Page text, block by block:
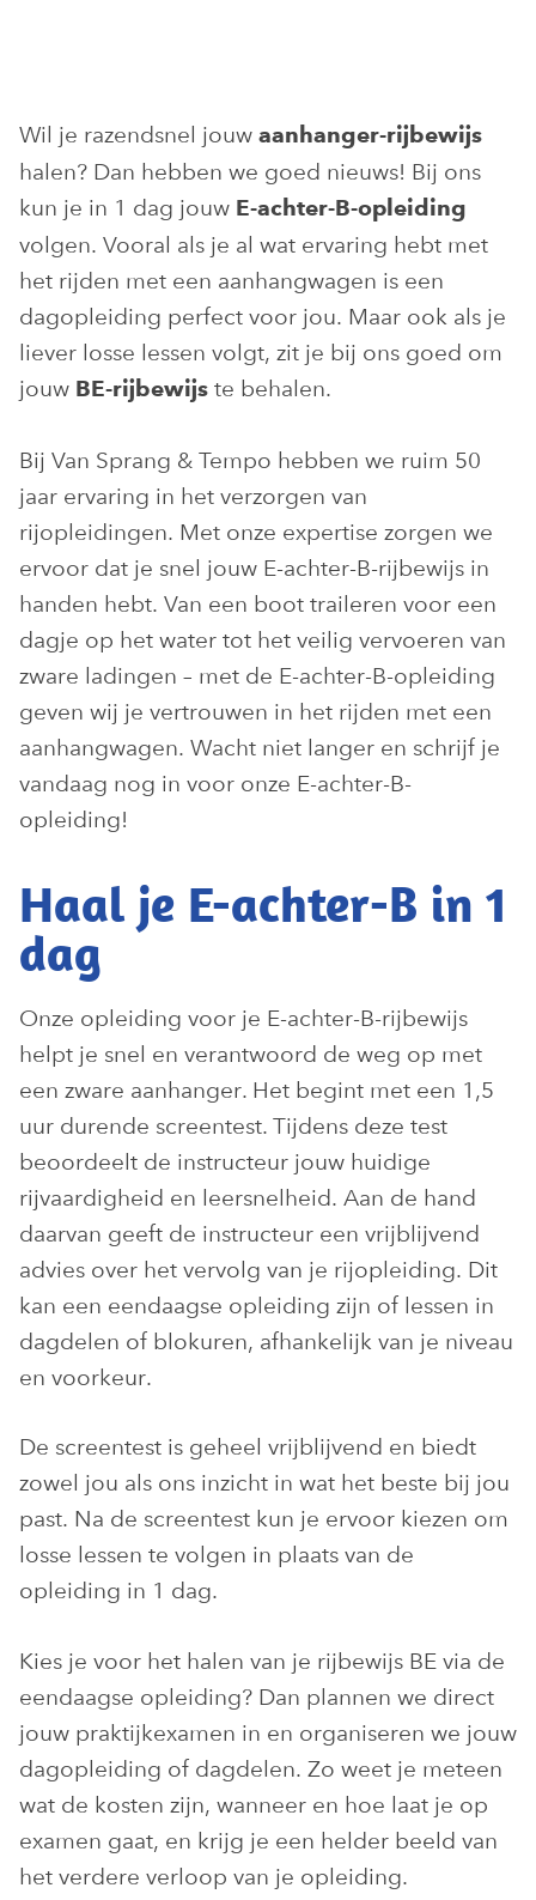
Wil je razendsnel jouw aanhanger-rijbewijs
halen? Dan hebben we goed nieuws! Bij ons
kun je in 1 dag jouw E-achter-B-opleiding
volgen. Vooral als je al wat ervaring hebt met
het rijden met een aanhangwagen is een
dagopleiding perfect voor jou. Maar ook als je
liever losse lessen volgt, zit je bij ons goed om
jouw BE-rijbewijs te behalen.
Bij Van Sprang & Tempo hebben we ruim 50
jaar ervaring in het verzorgen van
rijopleidingen. Met onze expertise zorgen we
ervoor dat je snel jouw E-achter-B-rijbewijs in
handen hebt. Van een boot traileren voor een
dagje op het water tot het veilig vervoeren van
zware ladingen – met de E-achter-B-opleiding
geven wij je vertrouwen in het rijden met een
aanhangwagen. Wacht niet langer en schrijf je
vandaag nog in voor onze E-achter-B-
opleiding!
Haal je E-achter-B in 1
dag
Onze opleiding voor je E-achter-B-rijbewijs
helpt je snel en verantwoord de weg op met
een zware aanhanger. Het begint met een 1,5
uur durende screentest. Tijdens deze test
beoordeelt de instructeur jouw huidige
rijvaardigheid en leersnelheid. Aan de hand
daarvan geeft de instructeur een vrijblijvend
advies over het vervolg van je rijopleiding. Dit
kan een eendaagse opleiding zijn of lessen in
dagdelen of blokuren, afhankelijk van je niveau
en voorkeur.
De screentest is geheel vrijblijvend en biedt
zowel jou als ons inzicht in wat het beste bij jou
past. Na de screentest kun je ervoor kiezen om
losse lessen te volgen in plaats van de
opleiding in 1 dag.
Kies je voor het halen van je rijbewijs BE via de
eendaagse opleiding? Dan plannen we direct
jouw praktijkexamen in en organiseren we jouw
dagopleiding of dagdelen. Zo weet je meteen
wat de kosten zijn, wanneer en hoe laat je op
examen gaat, en krijg je een helder beeld van
het verdere verloop van je opleiding.